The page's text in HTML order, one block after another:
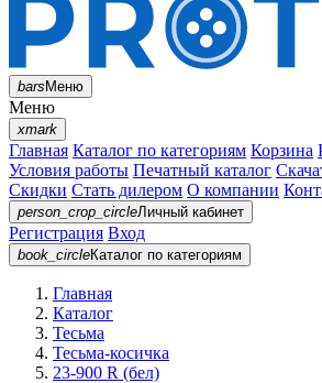
barsМеню
Меню
xmark
Главная Каталог по категориям Корзина
Условия работы Печатный каталог
Скидки Стать дилером О компании
person_crop_circleЛичный кабинет
Регистрация Вход
book_circleКаталог по категориям
Главная
Каталог
Тесьма
Тесьма-косичка
23-900 R (бел)